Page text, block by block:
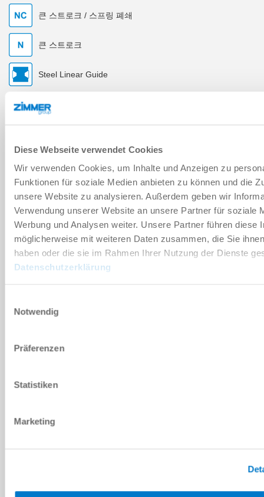
Diese Webseite verwendet Cookies
Wir verwenden Cookies, um Inhalte und Anzeigen zu
Funktionen für soziale Medien anbieten zu können und die
unsere Website zu analysieren. Außerdem geben wir
Verwendung unserer Website an unsere Partner für soziale
Werbung und Analysen weiter. Unsere Partner führen diese
möglicherweise mit weiteren Daten zusammen, die Sie
haben oder die sie im Rahmen Ihrer Nutzung der Dienste
Datenschutzerklärung
Notwendig
Präferenzen
Statistiken
Marketing
큰 스트로크 / 스프링 폐쇄
큰 스트로크
Steel Linear Guide
개별화
장점 세부 정보
클린룸 적합성 인증서
다운로드